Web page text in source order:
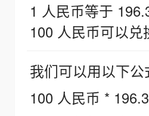
1 人民币等于
100 人民币可以兑
我们可以用以下公
100 人民币 *